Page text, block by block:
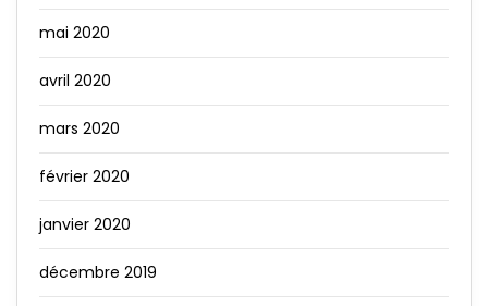
mai 2020
avril 2020
mars 2020
février 2020
janvier 2020
décembre 2019